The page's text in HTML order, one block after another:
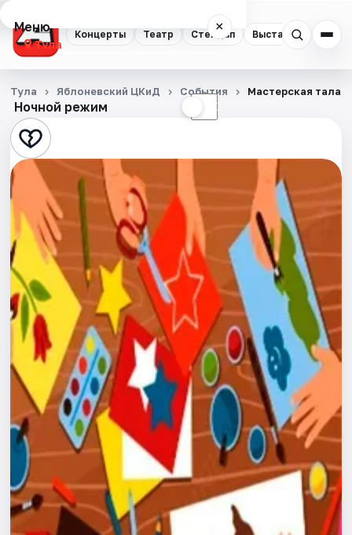
Концерты Театр Стендап Выставки
Меню ×
Тула
Концерты
Театр
Стендап
Выставки
Квесты
Экскурсии
Спорт
События
Города
Площадки
Артисты
Рейтинги
Ночной режим ☾
Тула Яблоневский ЦКиД События Мастерская